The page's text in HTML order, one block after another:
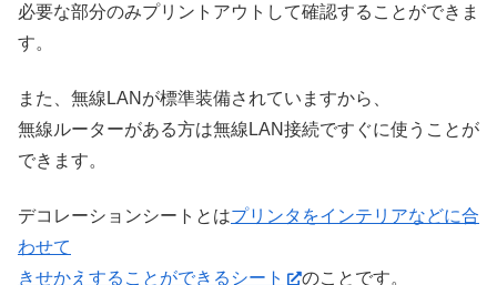
必要な部分のみプリントアウトして確認することができま
す。
また、無線LANが標準装備されていますから、
無線ルーターがある方は無線LAN接続ですぐに使うことが
できます。
デコレーションシートとはプリンタをインテリアなどに合
わせて
きせかえすることができるシート
のことです。